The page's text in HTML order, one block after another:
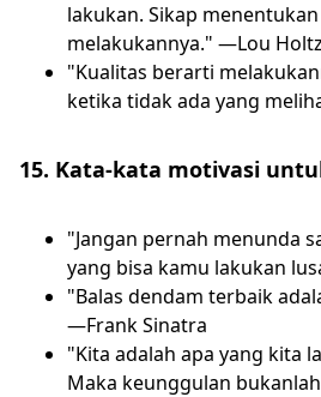
lakukan. Sikap
melakukannya." —Lou Holtz
"Kualitas berarti
ketika tidak ada yang
15. Kata-kata motivasi
"Jangan pernah menunda
yang bisa kamu lakukan
"Balas dendam terbaik
—Frank Sinatra
"Kita adalah apa yang kita
Maka keunggulan